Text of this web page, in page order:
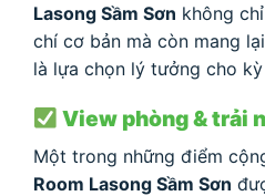
Lasong Sầm Sơn không
chí cơ bản mà còn mang
là lựa chọn lý tưởng cho
View phòng & trải
Một trong những điểm
Room Lasong Sầm Sơn